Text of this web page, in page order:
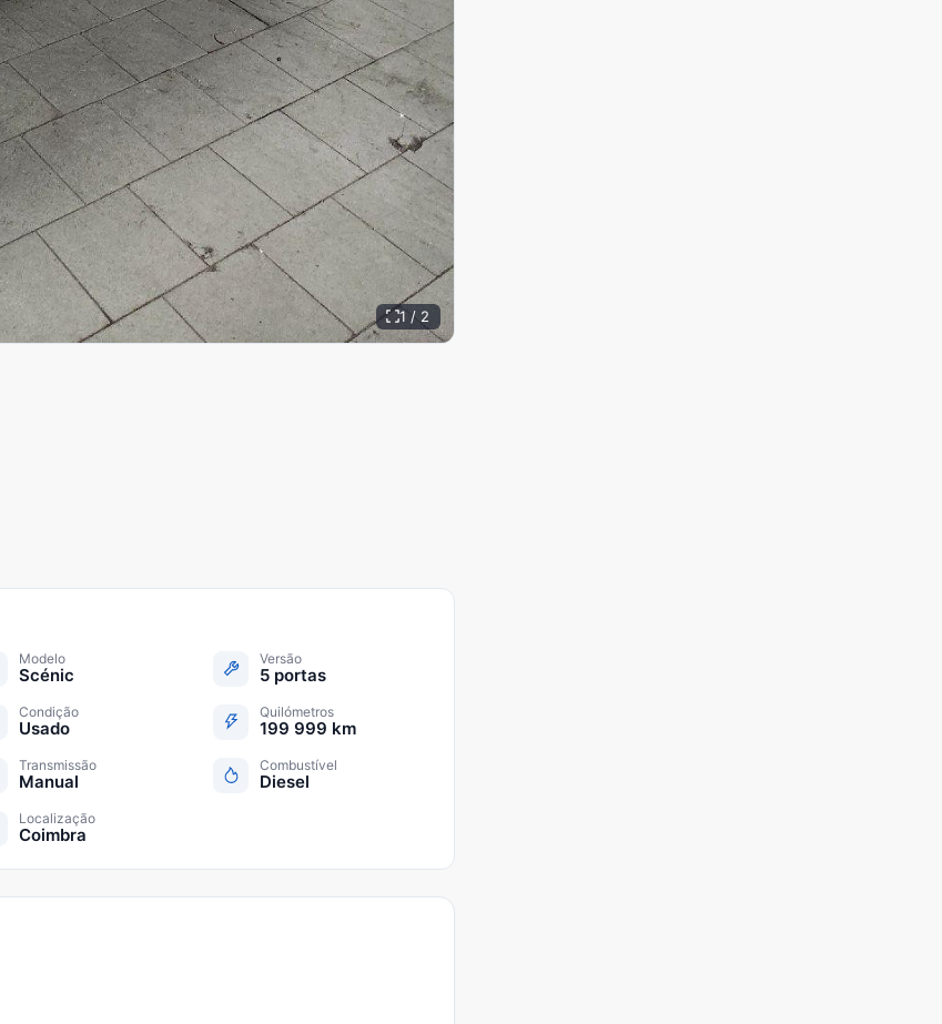
1 / 2
Modelo
Scénic
Versão
5 portas
Condição
Usado
Quilómetros
199 999 km
Transmissão
Manual
Combustível
Diesel
Localização
Coimbra